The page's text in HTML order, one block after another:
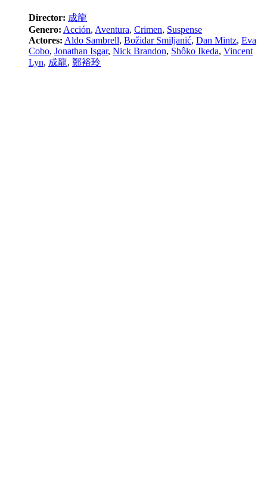
Director: 成龍
Genero: Acción, Aventura, Crimen, Suspense
Actores: Aldo Sambrell, Božidar Smiljanić, Dan Mintz, Eva
Cobo, Jonathan Isgar, Nick Brandon, Shôko Ikeda, Vincent
Lyn, 成龍, 鄭裕玲